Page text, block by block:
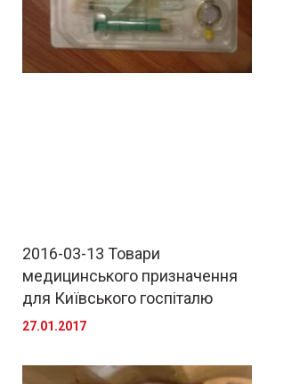
2016-03-13 Товари
медицинського призначення
для Київського госпіталю
27.01.2017